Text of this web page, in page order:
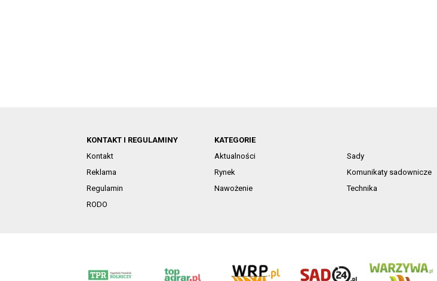
KONTAKT I REGULAMINY
Kontakt
Reklama
Regulamin
RODO
KATEGORIE
Aktualności
Sady
Rynek
Komunikaty sadownicze
Nawożenie
Technika